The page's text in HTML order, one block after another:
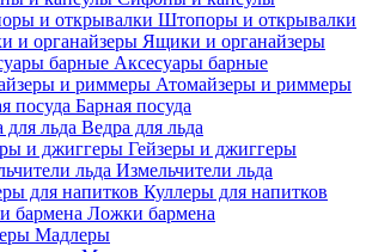
Штопоры и открывалки
Ящики и органайзеры
Аксесуары барные
Атомайзеры и риммеры
Барная посуда
Ведра для льда
Гейзеры и джиггеры
Измельчители льда
Куллеры для напитков
Ложки бармена
Мадлеры